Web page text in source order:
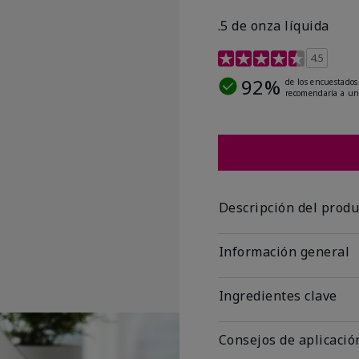
.5 de onza líquida
Calificación de clientes
4.5
92% de los encuestados
recomendaría a
Descripción del
Información general
Ingredientes clave
Consejos de